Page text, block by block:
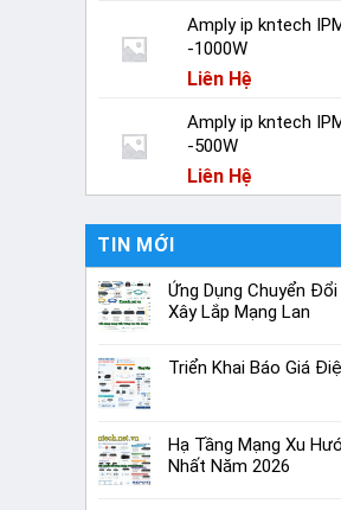
Amply ip kntech
-1000W
Liên Hệ
Amply ip kntech
-500W
Liên Hệ
TIN MỚI
Ứng Dụng Chuyển
Xây Lắp Mạng Lan
Triển Khai Báo Giá
Hạ Tầng Mạng Xu
Nhất Năm 2026